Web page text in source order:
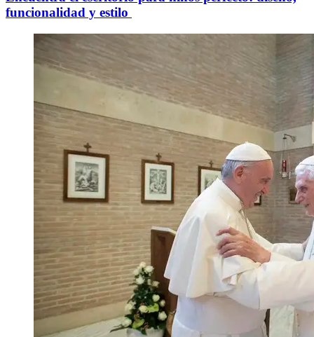
funcionalidad y estilo